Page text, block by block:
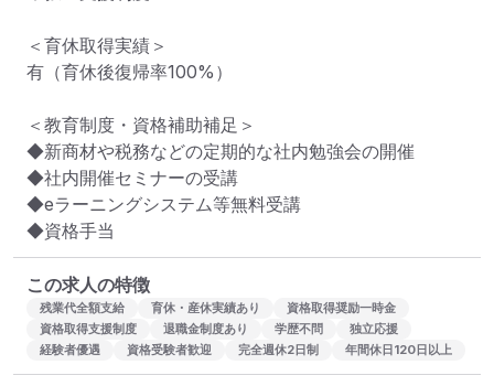
＜育休取得実績＞
有（育休後復帰率100%）
＜教育制度・資格補助補足＞
◆新商材や税務などの定期的な社内勉強会の開催
◆社内開催セミナーの受講
◆eラーニングシステム等無料受講
◆資格手当
この求人の特徴
残業代全額支給 育休・産休実績あり
資格取得奨励一時金
資格取得支援制度
退職金制度あり 学歴不問
独立応援
経験者優遇
資格受験者歓迎 完全週休2日制 年間休日120日以上